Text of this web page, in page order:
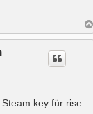
key für rise